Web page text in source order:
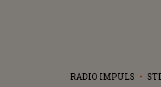
RADIO IMPULS